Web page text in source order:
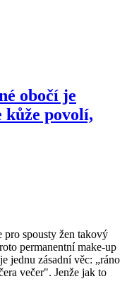
obočí je
kůže povolí,
pro spousty žen takový
permanentní make-up
jednu zásadní věc: „ráno
večer". Jenže jak to